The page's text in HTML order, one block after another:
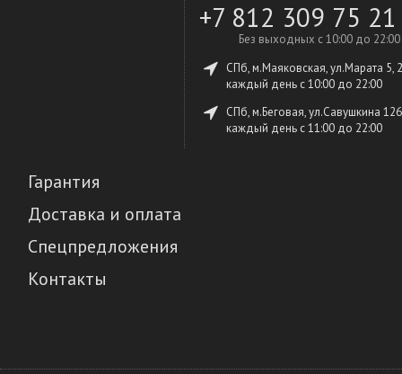
+7 812 309 75 21
Без выходных с 10:00 до 22:00
СПб, м.Маяковская, ул.Марата 5,
каждый день c 10:00 до 22:00
СПб, м.Беговая, ул.Савушкина
каждый день c 11:00 до 22:00
Гарантия
Доставка и оплата
Спецпредложения
Контакты